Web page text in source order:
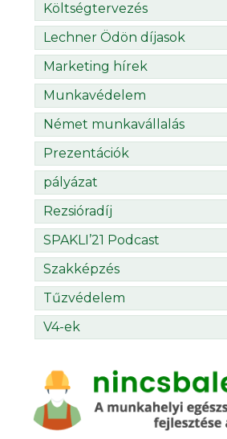
Költségtervezés
Lechner Ödön díjasok
Marketing hírek
Munkavédelem
Német munkavállalás
Prezentációk
pályázat
Rezsióradíj
SPAKLI’21 Podcast
Szakképzés
Tűzvédelem
V4-ek